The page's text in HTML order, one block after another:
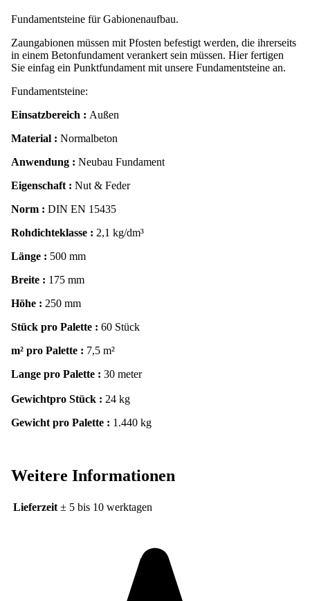
Fundamentsteine für Gabionenaufbau.
Zaungabionen müssen mit Pfosten befestigt werden, die ihrerseits
in einem Betonfundament verankert sein müssen. Hier fertigen
Sie einfag ein Punktfundament mit unsere Fundamentsteine an.
Fundamentsteine:
Einsatzbereich : Außen
Material : Normalbeton
Anwendung : Neubau Fundament
Eigenschaft : Nut & Feder
Norm : DIN EN 15435
Rohdichteklasse : 2,1 kg/dm³
Länge : 500 mm
Breite : 175 mm
Höhe : 250 mm
Stück pro Palette : 60 Stück
m² pro Palette : 7,5 m²
Lange pro Palette : 30 meter
Gewichtpro Stück : 24 kg
Gewicht pro Palette : 1.440 kg
Weitere Informationen
Lieferzeit ± 5 bis 10 werktagen